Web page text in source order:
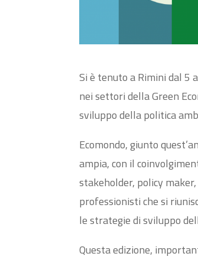
Si è tenuto a Rimini dal 5
nei settori della Green
sviluppo della politica
Ecomondo, giunto
ampia, con il
stakeholder, policy
professionisti che si
le strategie di sviluppo
Questa edizione,